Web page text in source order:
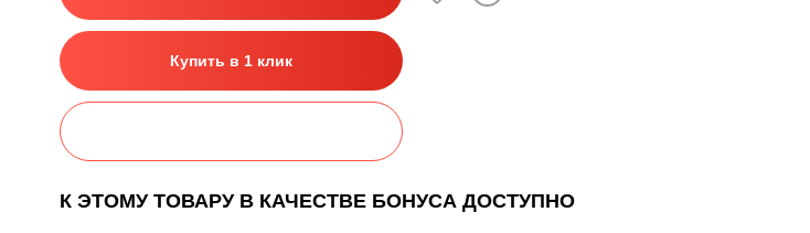
Купить в 1 клик
К ЭТОМУ ТОВАРУ В КАЧЕСТВЕ БОНУСА ДОСТУПНО